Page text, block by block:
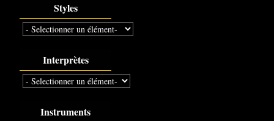
Styles
Interprètes
Instruments